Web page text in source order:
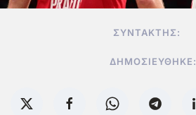
ΣΥΝΤΆΚΤΗΣ:
ΔΗΜΟΣΙΕΎΘΗΚΕ: